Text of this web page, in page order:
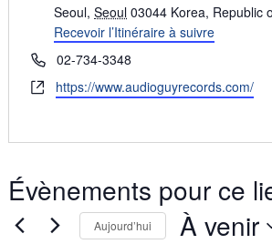
Seoul, Seoul 03044 Korea, Republic
Recevoir l’Itinéraire à suivre
Téléphone
02-734-3348
Site
https://www.audioguyrecords.com/
Évènements pour ce
Aujourd’hui À venir